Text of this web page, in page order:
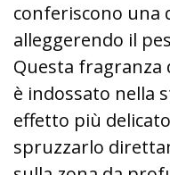
conferiscono una
alleggerendo il
Questa fragranza
è indossato nella
effetto più
spruzzarlo